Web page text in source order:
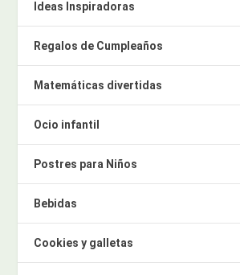
Ideas Inspiradoras
Regalos de Cumpleaños
Matemáticas divertidas
Ocio infantil
Postres para Niños
Bebidas
Cookies y galletas